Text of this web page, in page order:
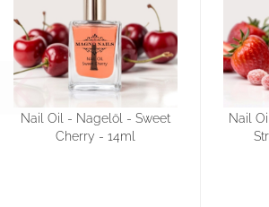
Nail Oil - Nagelöl - Sweet
Cherry - 14ml
Nail